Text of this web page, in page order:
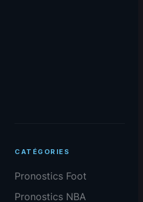
CATÉGORIES
Pronostics Foot
Pronostics NBA